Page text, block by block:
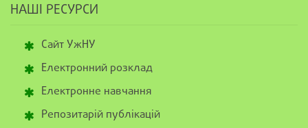
НАШІ РЕСУРСИ
Сайт УжНУ
Електронний розклад
Електронне навчання
Репозитарій публікацій